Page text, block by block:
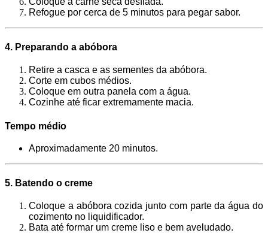
Refogue por cerca de 5 minutos para pegar sabor.
4. Preparando a abóbora
Retire a casca e as sementes da abóbora.
Corte em cubos médios.
Coloque em outra panela com a água.
Cozinhe até ficar extremamente macia.
Tempo médio
Aproximadamente 20 minutos.
5. Batendo o creme
Coloque a abóbora cozida junto com parte da água do
cozimento no liquidificador.
Bata até formar um creme liso e bem aveludado.